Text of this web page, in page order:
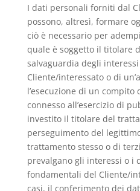
I dati personali forniti dal
possono, altresì, formare
ciò è necessario per
quale è soggetto il titolare
salvaguardia degli
Cliente/interessato o di
l’esecuzione di un
connesso all’esercizio di
investito il titolare del
perseguimento del
trattamento stesso o di
prevalgano gli interessi o i
fondamentali del Cliente/
casi, il conferimento dei